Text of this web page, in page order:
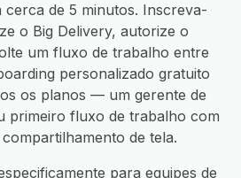
de 5 minutos. Inscreva-
o Big Delivery, autorize o
um fluxo de trabalho entre
personalizado gratuito
os planos — um gerente de
primeiro fluxo de trabalho com
de tela.
para equipes de